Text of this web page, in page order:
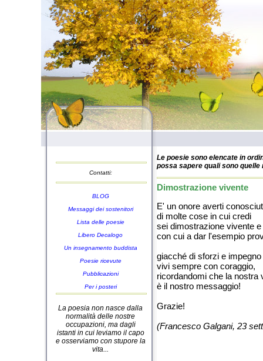
Contatti:
BLOG
Messaggi dei sostenitori
Lista delle poesie
Libero Decalogo
Un insegnamento buddista
Poesie ricevute
Pubblicazioni
Per i posteri
La poesia non nasce dalla
normalità delle nostre
occupazioni, ma dagli
istanti in cui leviamo il capo
e osserviamo con stupore la
vita...
Le poesie sono elencate in
possa sapere quali sono
Dimostrazione vivente
E' un onore averti
di molte cose in cui credi
sei dimostrazione vivente
con cui a dar l'esempio
giacché di sforzi e impegno
vivi sempre con coraggio,
ricordandomi che la nostra
è il nostro messaggio!
Grazie!
(Francesco Galgani, 23